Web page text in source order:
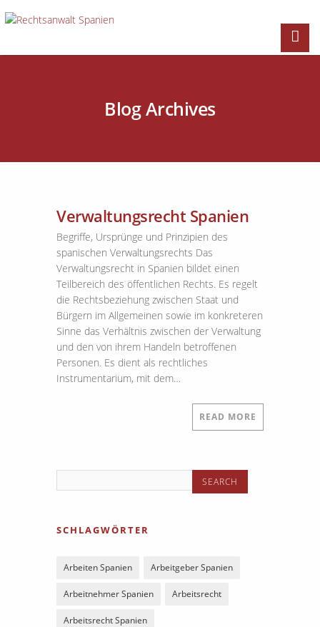
Blog Archives
Verwaltungsrecht Spanien
Begriffe, Ursprünge und Prinzipien des
spanischen Verwaltungsrechts Das
Verwaltungsrecht in Spanien bildet einen
Teilbereich des öffentlichen Rechts. Es regelt
die Rechtsbeziehung zwischen Staat und
Bürgern im Allgemeinen sowie im konkreteren
Sinne das Verhältnis zwischen der Verwaltung
und den von ihrem Handeln betroffenen
Personen. Es dient als rechtliches
Instrumentarium, mit dem…
READ MORE
SCHLAGWÖRTER
Arbeiten Spanien Arbeitgeber Spanien
Arbeitnehmer Spanien Arbeitsrecht
Arbeitsrecht Spanien